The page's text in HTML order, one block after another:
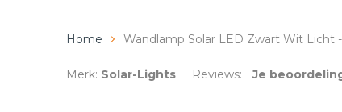
Home Wandlamp Solar LED Zwart Wit Licht
Merk: Solar-Lights Reviews: Je